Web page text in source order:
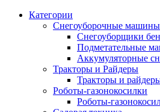
Категории
Снегоуборочные машины
Снегоуборщики
Подметательные
Аккумуляторные
Тракторы и Райдеры
Тракторы и
Роботы-газонокосилки
Роботы-